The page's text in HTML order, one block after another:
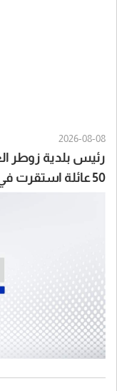
2026-08-08
رئيس بلدية زوطر
50 عائلة استقرت